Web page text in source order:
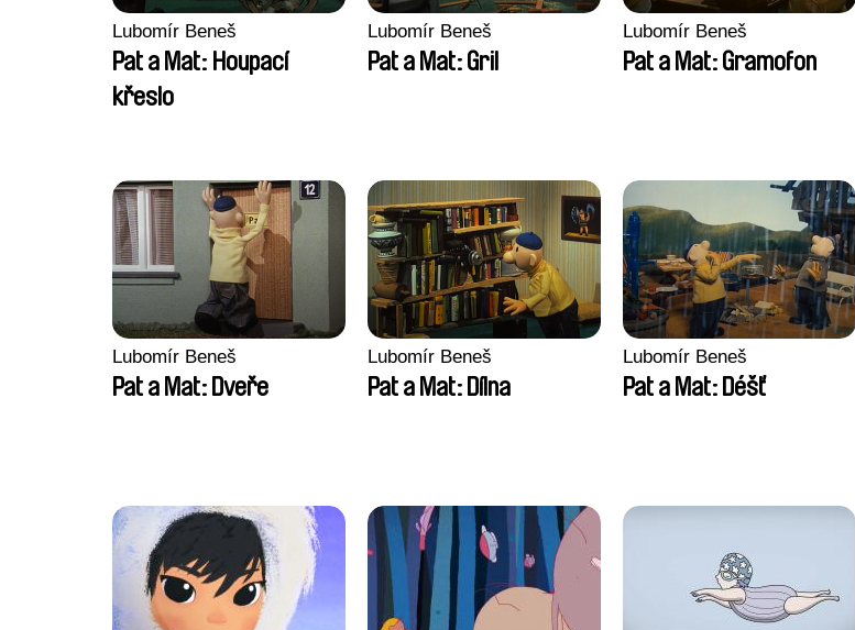
Lubomír Beneš
Pat a Mat: Houpací
křeslo
Lubomír Beneš
Pat a Mat: Gril
Lubomír Beneš
Pat a Mat: Gramofon
Lubomír Beneš
Pat a Mat: Dveře
Lubomír Beneš
Pat a Mat: Dílna
Lubomír Beneš
Pat a Mat: Déšť